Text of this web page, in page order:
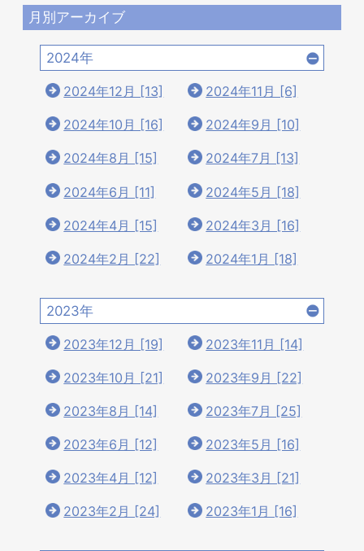
月別アーカイブ
2024年
2024年12月 [13] 2024年11月 [6]
2024年10月 [16] 2024年9月 [10]
2024年8月 [15] 2024年7月 [13]
2024年6月 [11] 2024年5月 [18]
2024年4月 [15] 2024年3月 [16]
2024年2月 [22] 2024年1月 [18]
2023年
2023年12月 [19] 2023年11月 [14]
2023年10月 [21] 2023年9月 [22]
2023年8月 [14] 2023年7月 [25]
2023年6月 [12] 2023年5月 [16]
2023年4月 [12] 2023年3月 [21]
2023年2月 [24] 2023年1月 [16]